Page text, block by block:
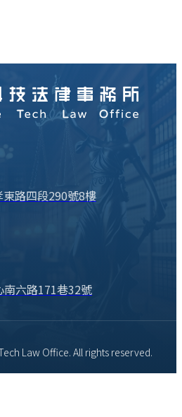
路四段290號8樓
六路171巷32號
Law Office. All rights reserved.